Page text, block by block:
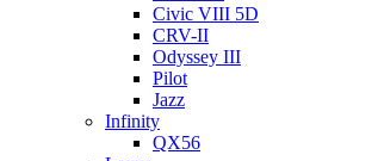
Civic VIII 5D
CRV-II
Odyssey III
Pilot
Jazz
Infinity
QX56